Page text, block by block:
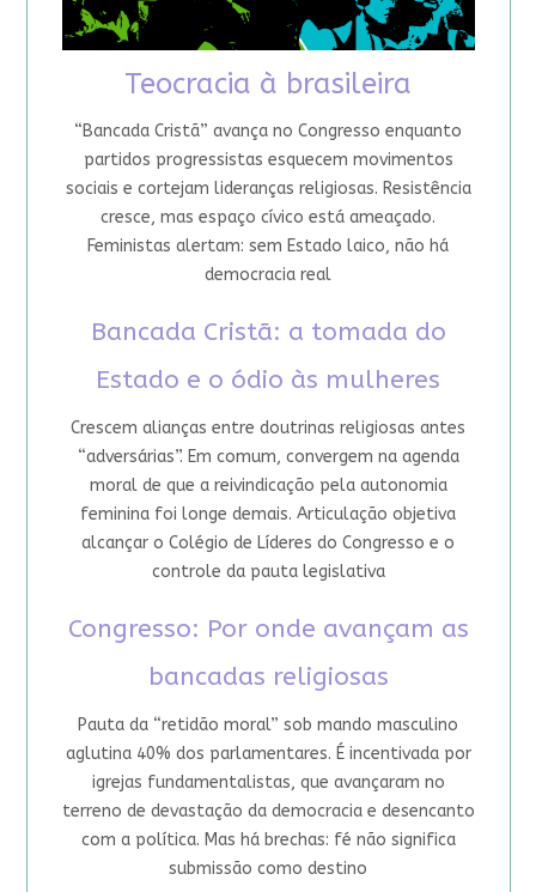
Teocracia à brasileira
“Bancada Cristã” avança no Congresso enquanto
partidos progressistas esquecem movimentos
sociais e cortejam lideranças religiosas. Resistência
cresce, mas espaço cívico está ameaçado.
Feministas alertam: sem Estado laico, não há
democracia real
Bancada Cristã: a tomada do
Estado e o ódio às mulheres
Crescem alianças entre doutrinas religiosas antes
“adversárias”. Em comum, convergem na agenda
moral de que a reivindicação pela autonomia
feminina foi longe demais. Articulação objetiva
alcançar o Colégio de Líderes do Congresso e o
controle da pauta legislativa
Congresso: Por onde avançam as
bancadas religiosas
Pauta da “retidão moral” sob mando masculino
aglutina 40% dos parlamentares. É incentivada por
igrejas fundamentalistas, que avançaram no
terreno de devastação da democracia e desencanto
com a política. Mas há brechas: fé não significa
submissão como destino